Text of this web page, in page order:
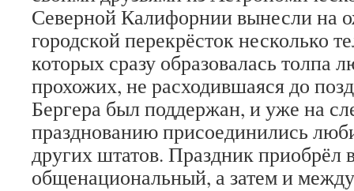
Северной Калифорнии вынесли на
городской перекрёсток несколько
которых сразу образовалась толпа
прохожих, не расходившаяся до
Бергера был поддержан, и уже на
празднованию присоединились
других штатов. Праздник приобрёл
общенациональный, а затем и